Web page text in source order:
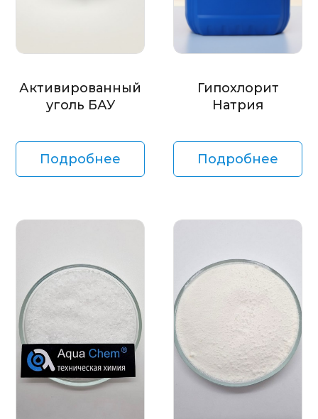
Активированный
уголь БАУ
Подробнее
Гипохлорит
Натрия
Подробнее